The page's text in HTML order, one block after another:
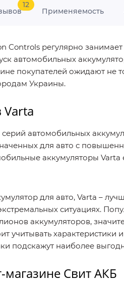
12
Применяемость
регулярно
автомобильных
покупателей ожидают не
Украины.
Varta
автомобильных
для авто с
аккумуляторы
для авто, Varta –
ситуациях.
аккумуляторов,
учитывать характеристики
подскажут наиболее
магазине Свит АКБ